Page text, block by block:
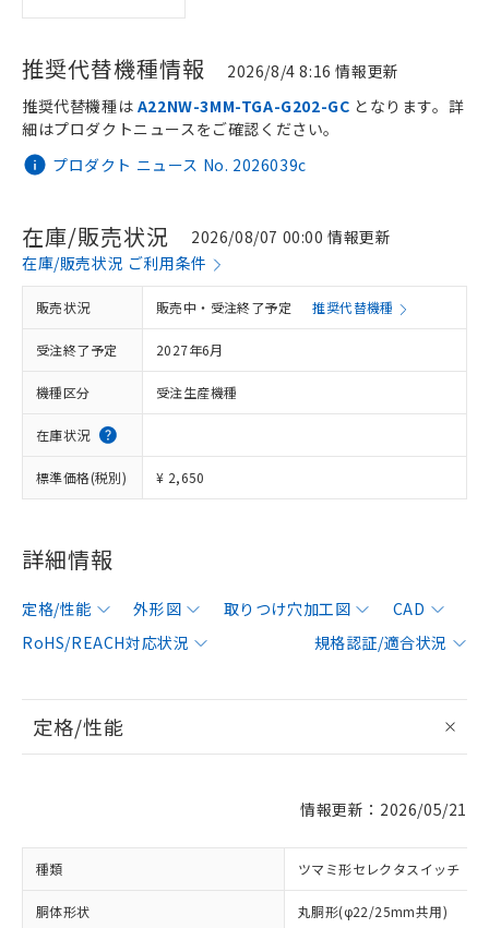
推奨代替機種情報 2026/8/4 8:16 情報更新
プロダクト ニュース No. 2026039c
推奨代替機種は A22NW-3MM-TGA-G202-GC となります。詳
細はプロダクトニュースをご確認ください。
在庫/販売状況
2026/08/07 00:00 情報更新
在庫/販売状況 ご利用条件
販売状況 販売中・受注終了予定 推奨代替機種
受注終了予定 2027年6月
機種区分 受注生産機種
在庫状況
標準価格(税別) ¥ 2,650
詳細情報
定格/性能 外形図 取りつけ穴加工図
CAD
RoHS/REACH対応状況
規格認証/適合状況
定格/性能
情報更新：2026/05/21
種類 ツマミ形セレクタスイッチ
胴体形状 丸胴形(φ22/25mm共用)